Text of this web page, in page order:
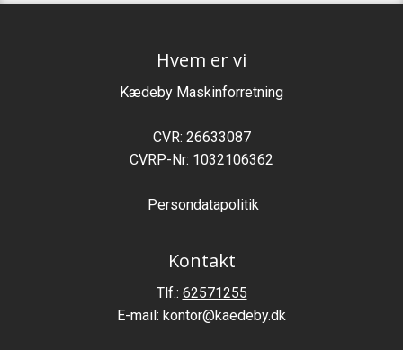
Hve​m er vi
Kædeb​y Mas​kinforretning​
CVR: 26633087
CVRP-Nr: 1032106362
Persondatapolitik
Kontakt​
Tlf.: 62571255
E-mail: kontor@kaedeby.dk